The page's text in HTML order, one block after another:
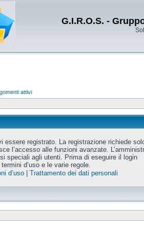
G.I.R.O.S. -
attivi
essere registrato. La registrazione richiede
l’accesso alle funzioni avanzate.
speciali agli utenti. Prima di eseguire il login
d’uso e le varie regole.
d’uso| Trattamento dei dati personali